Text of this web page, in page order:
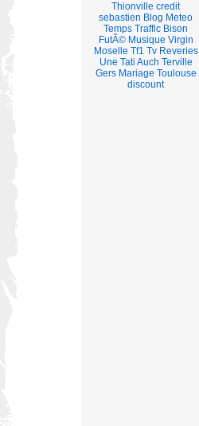
Thionville credit
sebastien Blog Meteo
Temps Traffic Bison
FutÃ© Musique Virgin
Moselle Tf1 Tv Reveries
Une Tati Auch Terville
Gers Mariage Toulouse
discount